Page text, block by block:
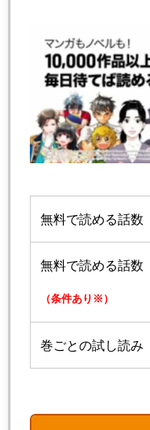
無料で読める話数
無料で読める話数
（条件あり※）
巻ごとの試し読み